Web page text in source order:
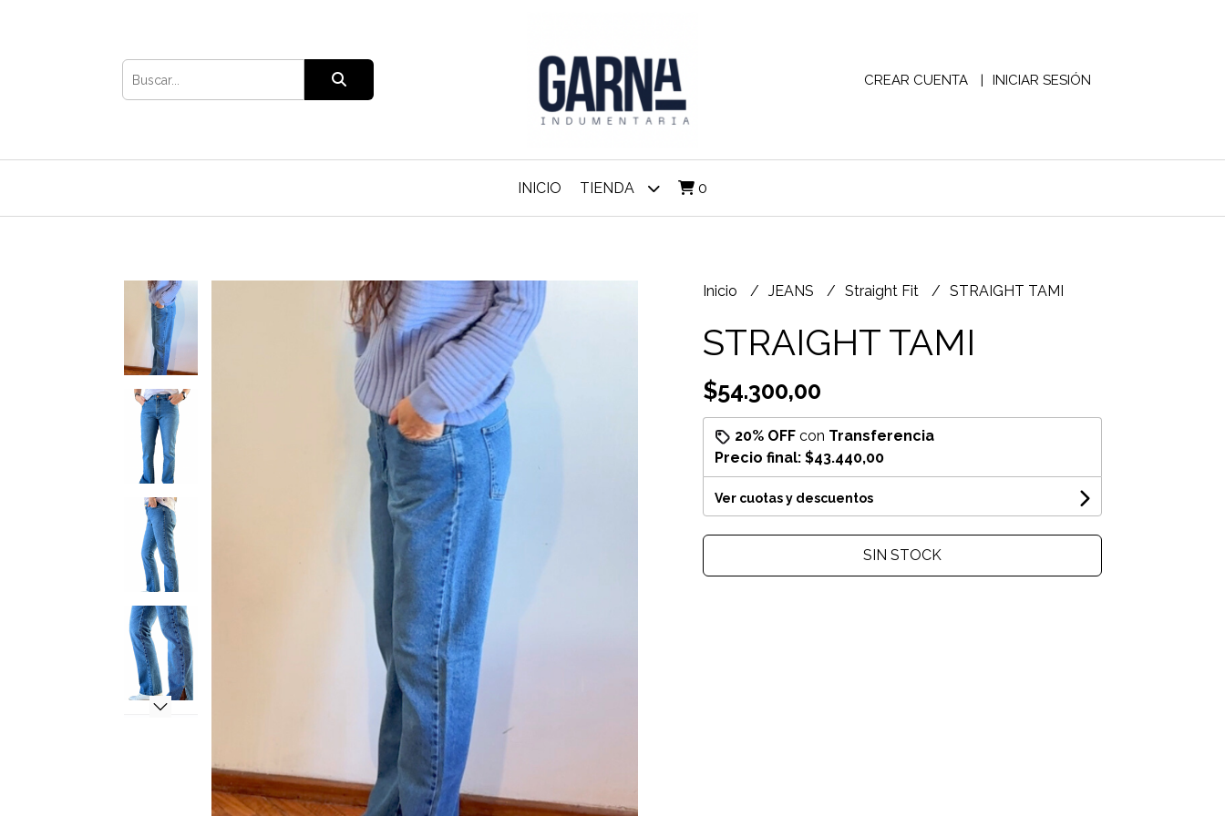
CREAR CUENTA INICIAR SESIÓN
INICIO TIENDA 0
Inicio JEANS Straight Fit STRAIGHT TAMI
STRAIGHT TAMI
$54.300,00
20% OFFcon Transferencia
Precio final: $43.440,00
Ver cuotas y descuentos
SIN STOCK